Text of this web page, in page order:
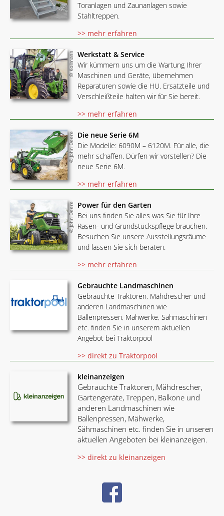
Toranlagen und Zaunanlagen sowie
Stahltreppen.
>> mehr erfahren
© Kollmann Werkstatt & Service
Wir kümmern uns um die Wartung Ihrer
Maschinen und Geräte, übernehmen
Reparaturen sowie die HU. Ersatzteile und
Verschleißteile halten wir für Sie bereit.
>> mehr erfahren
© John Deere Die neue Serie 6M
Die Modelle: 6090M – 6120M. Für alle, die
mehr schaffen. Dürfen wir vorstellen? Die
neue Serie 6M.
>> mehr erfahren
© John Deere Power für den Garten
Bei uns finden Sie alles was Sie für Ihre
Rasen- und Grundstückspflege brauchen.
Besuchen Sie unsere Ausstellungsräume
und lassen Sie sich beraten.
>> mehr erfahren
Gebrauchte Landmaschinen
Gebrauchte Traktoren, Mähdrescher und
anderen Landmaschinen wie
Ballenpressen, Mähwerke, Sähmaschinen
etc. finden Sie in unserem aktuellen
Angebot bei Traktorpool
>> direkt zu Traktorpool
kleinanzeigen
Gebrauchte Traktoren, Mähdrescher,
Gartengeräte, Treppen, Balkone und
anderen Landmaschinen wie
Ballenpressen, Mähwerke,
Sähmaschinen etc. finden Sie in unseren
aktuellen Angeboten bei kleinanzeigen.
>> direkt zu kleinanzeigen